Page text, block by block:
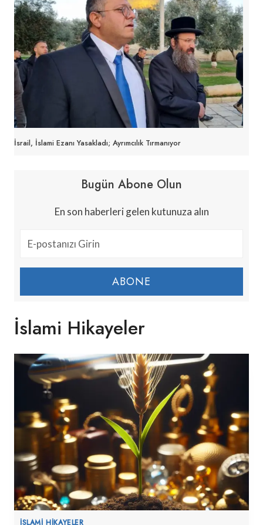
İsrail, İslami Ezanı Yasakladı; Ayrımcılık Tırmanıyor
Bugün Abone Olun
En son haberleri gelen kutunuza alın
ABONE
İslami Hikayeler
İSLAMI HIKAYELER